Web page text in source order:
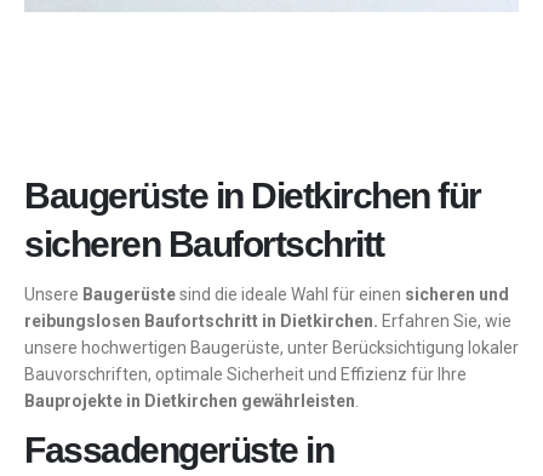
Baugerüste in Dietkirchen für
sicheren Baufortschritt
Unsere Baugerüstesind die ideale Wahl für einen sicheren und
reibungslosen Baufortschritt in Dietkirchen. Erfahren Sie, wie
unsere hochwertigen Baugerüste, unter Berücksichtigung lokaler
Bauvorschriften, optimale Sicherheit und Effizienz für Ihre
Bauprojekte in Dietkirchen gewährleisten
Fassadengerüste in